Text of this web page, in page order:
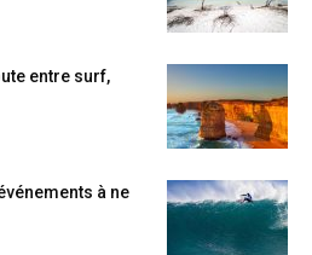
entre surf,
à ne